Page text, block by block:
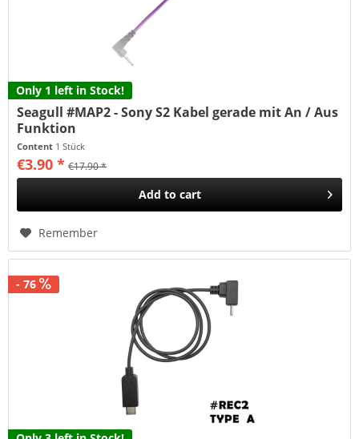
Only 1 left in Stock!
Seagull #MAP2 - Sony S2 Kabel gerade mit An / Aus
Funktion
Content 1 Stück
€3.90 * €17.90 *
Add to cart
Remember
- 76